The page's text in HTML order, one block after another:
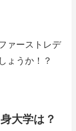
ァーストレデ
ょうか！？
大学は？